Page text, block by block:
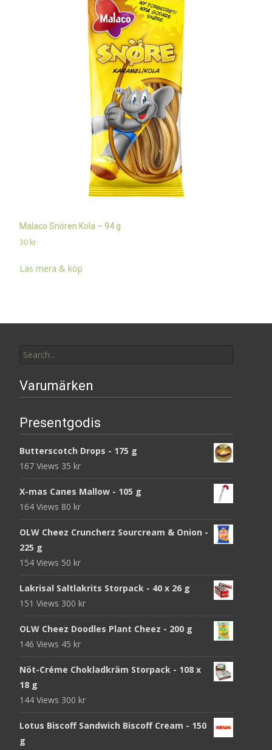
Malaco Snören Kola – 94 g
30 kr
Läs mera & köp
for:
Varumärken
Presentgodis
Butterscotch Drops - 175 g
167 Views 35 kr
X-mas Canes Mallow - 105 g
164 Views 80 kr
OLW Cheez Cruncherz Sourcream & Onion -
225 g
154 Views 50 kr
Lakrisal Saltlakrits Storpack - 40 x 26 g
151 Views 300 kr
OLW Cheez Doodles Plant Cheez - 200 g
146 Views 45 kr
Nöt-Créme Chokladkräm Storpack - 108 x
18 g
144 Views 300 kr
Lotus Biscoff Sandwich Biscoff Cream - 150
g